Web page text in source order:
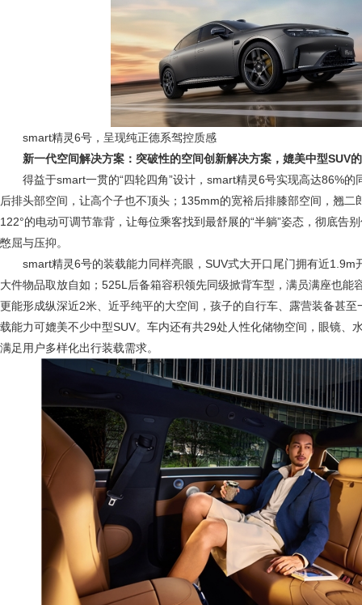
smart精灵6号，呈现纯正德系驾控质感
新一代空间解决方案：突破性的空间创新解决方案，媲美中型SUV
得益于smart一贯的“四轮四角”设计，smart精灵6号实现高达86%
后排头部空间，让高个子也不顶头；135mm的宽裕后排膝部空间，翘二
122°的电动可调节靠背，让每位乘客找到最舒展的“半躺”姿态，彻底告
憋屈与压抑。
smart精灵6号的装载能力同样亮眼，SUV式大开口尾门拥有近1.9m
大件物品取放自如；525L后备箱容积领先同级掀背车型，满员满座也能
更能形成纵深近2米、近乎纯平的大空间，孩子的自行车、露营装备甚
载能力可媲美不少中型SUV。车内还有共29处人性化储物空间，眼镜、
满足用户多样化出行装载需求。